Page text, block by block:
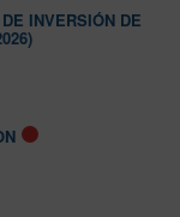
INVERSIÓN DE